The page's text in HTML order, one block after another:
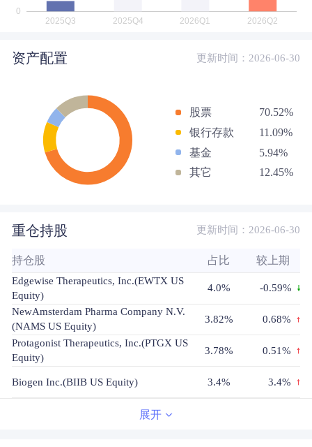
资产配置 更新时间：2026-06-30
股票
70.52%
银行存款
11.09%
基金
5.94%
其它
12.45%
重仓持股 更新时间：2026-06-30
持仓股 占比 较上期
Edgewise Therapeutics, Inc.(EWTX US
Equity)
4.0% -0.59%
NewAmsterdam Pharma Company N.V.
(NAMS US Equity)
3.82% 0.68%
Protagonist Therapeutics, Inc.(PTGX US
Equity)
3.78% 0.51%
Biogen Inc.(BIIB US Equity) 3.4% 3.4%
展开